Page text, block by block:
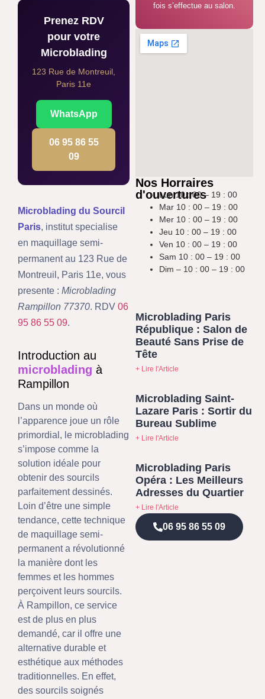
Prenez RDV
pour votre
Microblading
123 Rue de Montreuil,
Paris 11e
WhatsApp
06 95 86 55
09
Microblading du Sourcil
Paris, institut specialise
en maquillage semi-
permanent au 123 Rue de
Montreuil, Paris 11e, vous
presente : Microblading
Rampillon 77370. RDV 06
95 86 55 09.
Introduction au
microblading à
Rampillon
Dans un monde où
l’apparence joue un rôle
primordial, le microblading
s’impose comme la
solution idéale pour
obtenir des sourcils
parfaitement dessinés.
Loin d’être une simple
tendance, cette technique
de maquillage semi-
permanent a révolutionné
la manière dont les
femmes et les hommes
perçoivent leurs sourcils.
À Rampillon, ce service
est de plus en plus
demandé, car il offre une
alternative durable et
esthétique aux méthodes
traditionnelles. En effet,
des sourcils soignés
fois s’effectue au salon.
Nos Horraires
d'ouvertures
Lun 10 : 00 – 19 : 00
Mar 10 : 00 – 19 : 00
Mer 10 : 00 – 19 : 00
Jeu 10 : 00 – 19 : 00
Ven 10 : 00 – 19 : 00
Sam 10 : 00 – 19 : 00
Dim – 10 : 00 – 19 : 00
Microblading Paris
République : Salon de
Beauté Sans Prise de
Tête
+ Lire l'Article
Microblading Saint-
Lazare Paris : Sortir du
Bureau Sublime
+ Lire l'Article
Microblading Paris
Opéra : Les Meilleurs
Adresses du Quartier
+ Lire l'Article
06 95 86 55 09